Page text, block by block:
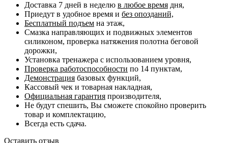
Доставка 7 дней в неделю в любое время дня,
Приедут в удобное время и без опозданий,
Бесплатный подъем на этаж,
Смазка направляющих и подвижных элементов
силиконом, проверка натяжения полотна беговой
дорожки,
Установка тренажера с использованием уровня,
Проверка работоспособности по 14 пунктам,
Демонстрация базовых функций,
Кассовый чек и товарная накладная,
Официальная гарантия производителя,
Не будут спешить, Вы сможете спокойно проверить
товар и комплектацию,
Всегда есть сдача.
Оставить отзыв